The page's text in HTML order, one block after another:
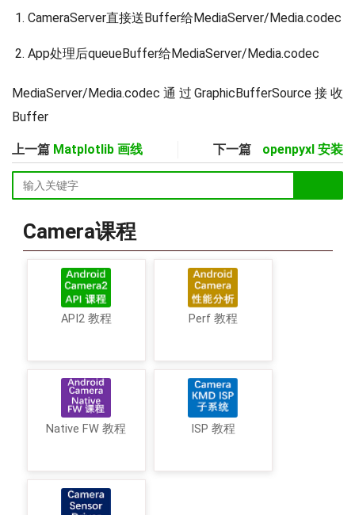
CameraServer直接送Buffer给MediaServer/Media.codec
App处理后queueBuffer给MediaServer/Media.codec
MediaServer/Media.codec通过GraphicBufferSource接收
Buffer
上一篇 Matplotlib 画线 下一篇 openpyxl 安装
Camera课程
API2 教程 Perf 教程
Native FW 教程 ISP 教程